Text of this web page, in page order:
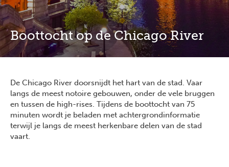
Boottocht op de Chicago River
De Chicago River doorsnijdt het hart van de stad. Vaar
langs de meest notoire gebouwen, onder de vele bruggen
en tussen de high-rises. Tijdens de boottocht van 75
minuten wordt je beladen met achtergrondinformatie
terwijl je langs de meest herkenbare delen van de stad
vaart.